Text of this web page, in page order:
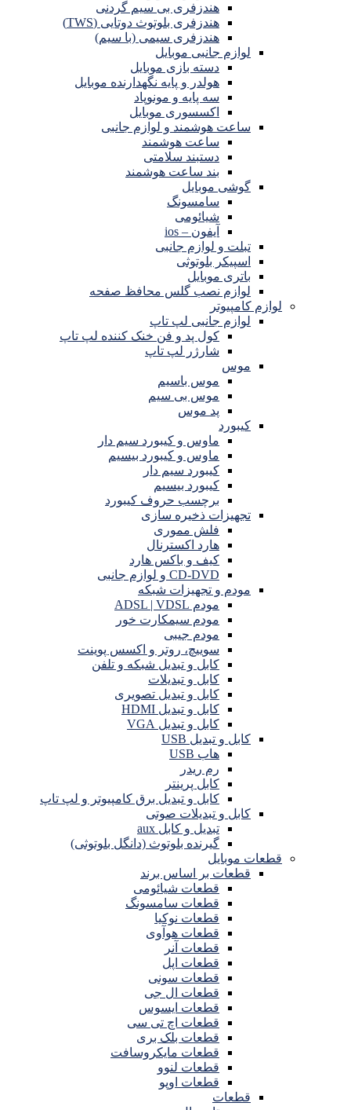
هندزفری بی سیم گردنی
هندزفری بلوتوث دوتایی (TWS)
هندزفری سیمی (با سیم)
لوازم جانبی موبایل
دسته بازی موبایل
هولدر و پایه نگهدارنده موبایل
سه پایه و مونوپاد
اکسسوری موبایل
ساعت هوشمند و لوازم جانبی
ساعت هوشمند
دستبند سلامتی
بند ساعت هوشمند
گوشی موبایل
سامسونگ
شیائومی
آیفون – ios
تبلت و لوازم جانبی
اسپیکر بلوتوثی
باتری موبایل
لوازم نصب گلس محافظ صفحه
لوازم کامپیوتر
لوازم جانبی لپ تاپ
کول پد و فن خنک کننده لپ تاپ
شارژر لپ تاپ
موس
موس باسیم
موس بی سیم
پد موس
کیبورد
ماوس و کیبورد سیم دار
ماوس و کیبورد بیسیم
کیبورد سیم دار
کیبورد بیسیم
برچسب حروف کیبورد
تجهیزات ذخیره سازی
فلش مموری
هارد اکسترنال
کیف و باکس هارد
CD-DVD و لوازم جانبی
مودم و تجهیزات شبکه
مودم ADSL | VDSL
مودم سیمکارت خور
مودم جیبی
سوییچ، روتر و اکسس پوینت
کابل و تبدیل شبکه و تلفن
کابل و تبدیلات
کابل و تبدیل تصویری
کابل و تبدیل HDMI
کابل و تبدیل VGA
کابل و تبدیل USB
هاب USB
رم ریدر
کابل پرینتر
کابل و تبدیل برق کامپیوتر و لپ تاپ
کابل و تبدیلات صوتی
تبدیل و کابل aux
گیرنده بلوتوث (دانگل بلوتوثی)
قطعات موبایل
قطعات بر اساس برند
قطعات شیائومی
قطعات سامسونگ
قطعات نوکیا
قطعات هوآوی
قطعات آنر
قطعات اپل
قطعات سونی
قطعات ال جی
قطعات ایسوس
قطعات اچ تی سی
قطعات بلک بری
قطعات مایکروسافت
قطعات لنوو
قطعات اوپو
قطعات